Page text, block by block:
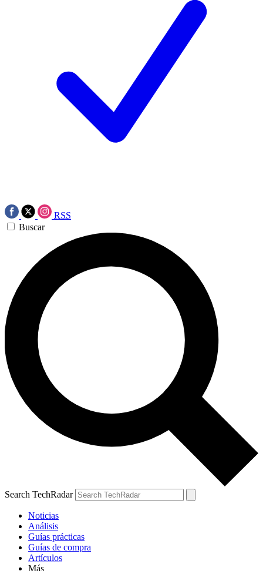
RSS
Buscar
Search TechRadar
Noticias
Análisis
Guías prácticas
Guías de compra
Artículos
Más